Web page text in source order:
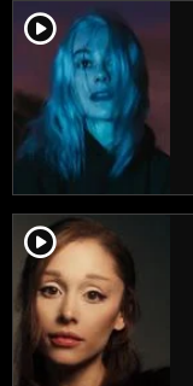
player2
player2